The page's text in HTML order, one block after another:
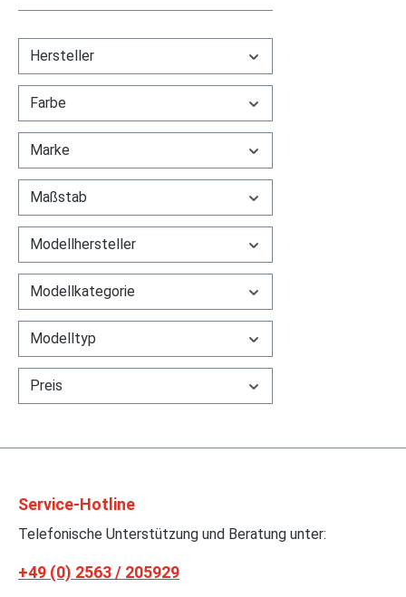
Hersteller
Farbe
Marke
Maßstab
Modellhersteller
Modellkategorie
Modelltyp
Preis
Cup2
Cup2
Viper
Typ
Service-Hotline
Telefonische Unterstützung und Beratung unter:
+49 (0) 2563 / 205929